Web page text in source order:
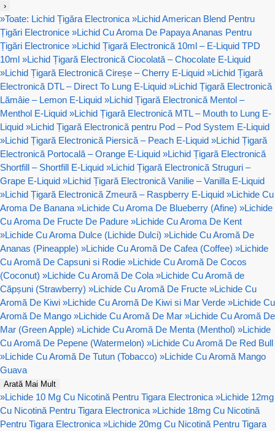
›
»Toate: Lichid Țigăra Electronica »Lichid American Blend Pentru
Țigări Electronice »Lichid Cu Aroma De Papaya Ananas Pentru
Țigări Electronice »Lichid Țigară Electronică 10ml – E-Liquid TPD
10ml »Lichid Țigară Electronică Ciocolată – Chocolate E-Liquid
»Lichid Țigară Electronică Cireșe – Cherry E-Liquid »Lichid Țigară
Electronică DTL – Direct To Lung E-Liquid »Lichid Țigară Electronică
Lămâie – Lemon E-Liquid »Lichid Țigară Electronică Mentol –
Menthol E-Liquid »Lichid Țigară Electronică MTL – Mouth to Lung E-
Liquid »Lichid Țigară Electronică pentru Pod – Pod System E-Liquid
»Lichid Țigară Electronică Piersică – Peach E-Liquid »Lichid Țigară
Electronică Portocală – Orange E-Liquid »Lichid Țigară Electronică
Shortfill – Shortfill E-Liquid »Lichid Țigară Electronică Struguri –
Grape E-Liquid »Lichid Țigară Electronică Vanilie – Vanilla E-Liquid
»Lichid Țigară Electronică Zmeură – Raspberry E-Liquid »Lichide Cu
Aroma De Banana »Lichide Cu Aroma De Blueberry (Afine) »Lichide
Cu Aroma De Fructe De Padure »Lichide Cu Aroma De Kent
»Lichide Cu Aroma Dulce (Lichide Dulci) »Lichide Cu Aromă De
Ananas (Pineapple) »Lichide Cu Aromă De Cafea (Coffee) »Lichide
Cu Aromă De Capsuni si Rodie »Lichide Cu Aromă De Cocos
(Coconut) »Lichide Cu Aromă De Cola »Lichide Cu Aromă de
Căpșuni (Strawberry) »Lichide Cu Aromă De Fructe »Lichide Cu
Aromă De Kiwi »Lichide Cu Aromă De Kiwi si Mar Verde »Lichide Cu
Aromă De Mango »Lichide Cu Aromă De Mar »Lichide Cu Aromă De
Mar (Green Apple) »Lichide Cu Aromă De Menta (Menthol) »Lichide
Cu Aromă De Pepene (Watermelon) »Lichide Cu Aromă De Red Bull
»Lichide Cu Aromă De Tutun (Tobacco) »Lichide Cu Aromă Mango
Guava
Arată Mai Mult
»Lichide 10 Mg Cu Nicotină Pentru Tigara Electronica »Lichide 12mg
Cu Nicotină Pentru Tigara Electronica »Lichide 18mg Cu Nicotină
Pentru Tigara Electronica »Lichide 20mg Cu Nicotină Pentru Tigara